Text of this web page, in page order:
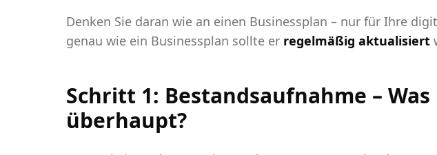
Denken Sie daran wie an einen Businessplan – nur für Ihre
genau wie ein Businessplan sollte er regelmäßig aktualisiert
Schritt 1: Bestandsaufnahme – Was
überhaupt?